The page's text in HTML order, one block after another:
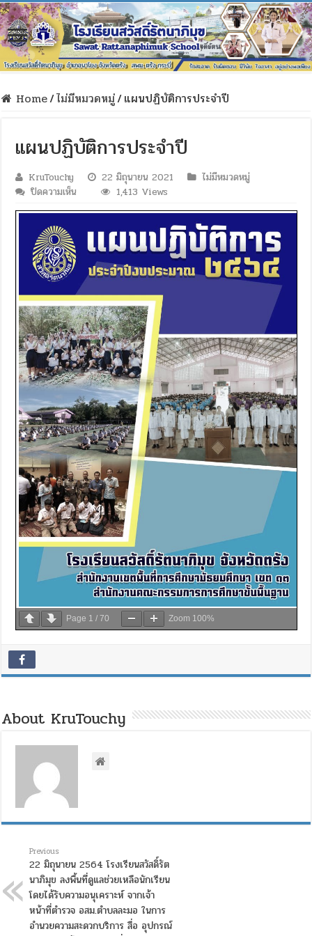
Home/ไม่มีหมวดหมู่/แผนปฏิบัติการประจำปี
แผนปฏิบัติการประจำปี
KruTouchy 22 มิถุนายน 2021
ไม่มีหมวดหมู่
ปิดความเห็น
การ
ประจำ
ปี
1,413 Views
Page 1 /70 Zoom 100%
About KruTouchy
Previous
22 มิถุนายน 2564 โรงเรียนสวัสดิ์รัต
นาภิมุข ลงพื้นที่ดูแลช่วยเหลือนักเรียน
โดยได้รับความอนุเคราะห์ จากเจ้า
หน้าที่ตำรวจ อสม.ตำบลละมอ ในการ
อำนวยความสะดวกบริการ สื่อ อุปกรณ์